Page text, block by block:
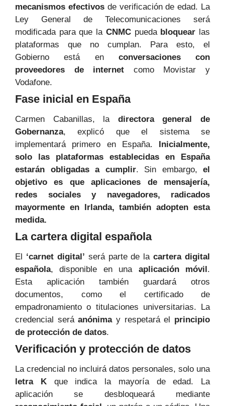
mecanismos efectivosde verificación de edad. La
Ley General de Telecomunicaciones será
modificada para que la CNMCpueda bloquear las
plataformas que no cumplan. Para esto, el
Gobierno está en conversaciones con
proveedores de internet como Movistar y
Vodafone.
Fase inicial en España
Carmen Cabanillas, la directora general de
Gobernanza, explicó que el sistema se
implementará primero en España.
Inicialmente,
solo las plataformas establecidas en España
estarán obligadas a cumplir. Sin embargo, el
objetivo es que aplicaciones de mensajería,
redes sociales y navegadores, radicados
mayormente en Irlanda, también adopten esta
medida.
La cartera digital española
El ‘carnet digital’ será parte de lacartera digital
española, disponible en una aplicación móvil .
Esta aplicación también guardará otros
documentos, como el certificado de
empadronamiento o titulaciones universitarias. La
credencial seráanónimay respetará el principio
de protección de datos.
Verificación y protección de datos
La credencial no incluirá datos personales, solo una
letra Kque indica la mayoría de edad. La
aplicación se desbloqueará mediante